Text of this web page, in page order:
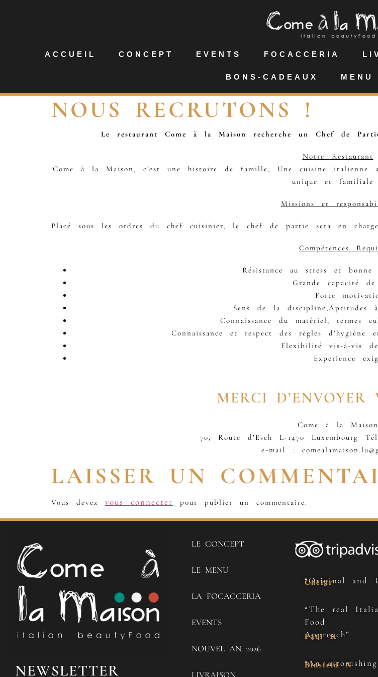
ACCUEIL CONCEPT EVENTS FOCACCERIA
BONS-CADEAUX MENU
NOUS RECRUTONS !
Le restaurant Come à la Maison recherche un Chef de
Notre Restaurant
Come à la Maison, c’est une histoire de famille, Une cuisine italienne
unique et familiale
Missions et
Placé sous les ordres du chef cuisinier, le chef de partie sera en
Compétences
Résistance au stress et bonne
Grande capacité
Forte
Sens de la discipline;Aptitudes
Connaissance du matériel, termes
Connaissance et respect des règles d’hygiène
Flexibilité vis-à-vis
Experience
MERCI D’ENVOYER
Come à la Maison
70, Route d’Esch L-1470 Luxembourg
e-mail :
LAISSER UN
Vous devez vous connecter pour publier un commentaire.
NEWSLETTER
LE CONCEPT
LE MENU
LA FOCACCERIA
EVENTS
NOUVEL AN 2026
LIVRAISON
“Original and
Cherfr
“The real
Food
Approach”
Paul K
“An
Binsfeld N